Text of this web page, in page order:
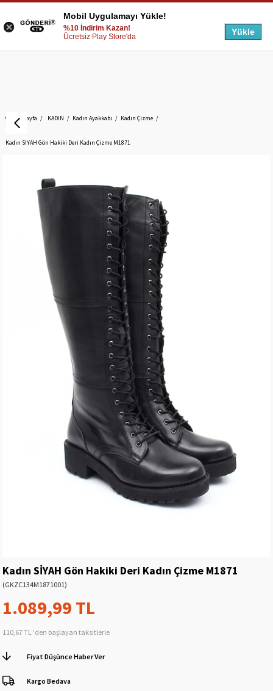
Anasayfa KADIN Kadın Ayakkabı Kadın Çizme
Kadın SİYAH Gön Hakiki Deri Kadın Çizme M1871
Kadın SİYAH Gön Hakiki Deri Kadın Çizme M1871
(GKZC134M1871001)
1.089,99 TL
110,67 TL 'den başlayan taksitlerle
Fiyat Düşünce Haber Ver
Kargo Bedava
Mobil Uygulamayı Yükle!
%10 İndirim Kazan!
Ücretsiz Play Store'da
Yükle